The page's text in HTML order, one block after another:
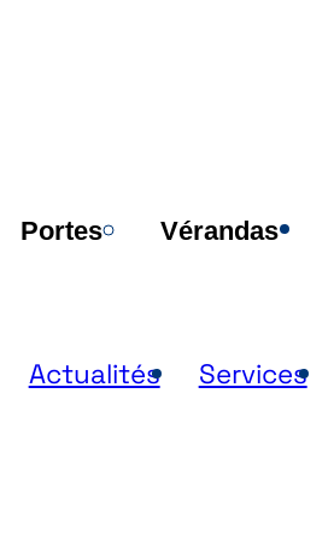
Portes Vérandas
Actualités Services